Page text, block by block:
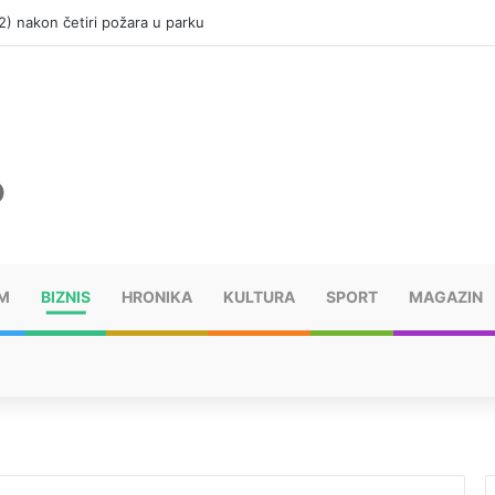
nakon četiri požara u parku
BIZNIS HRONIKA KULTURA SPORT MAGAZIN